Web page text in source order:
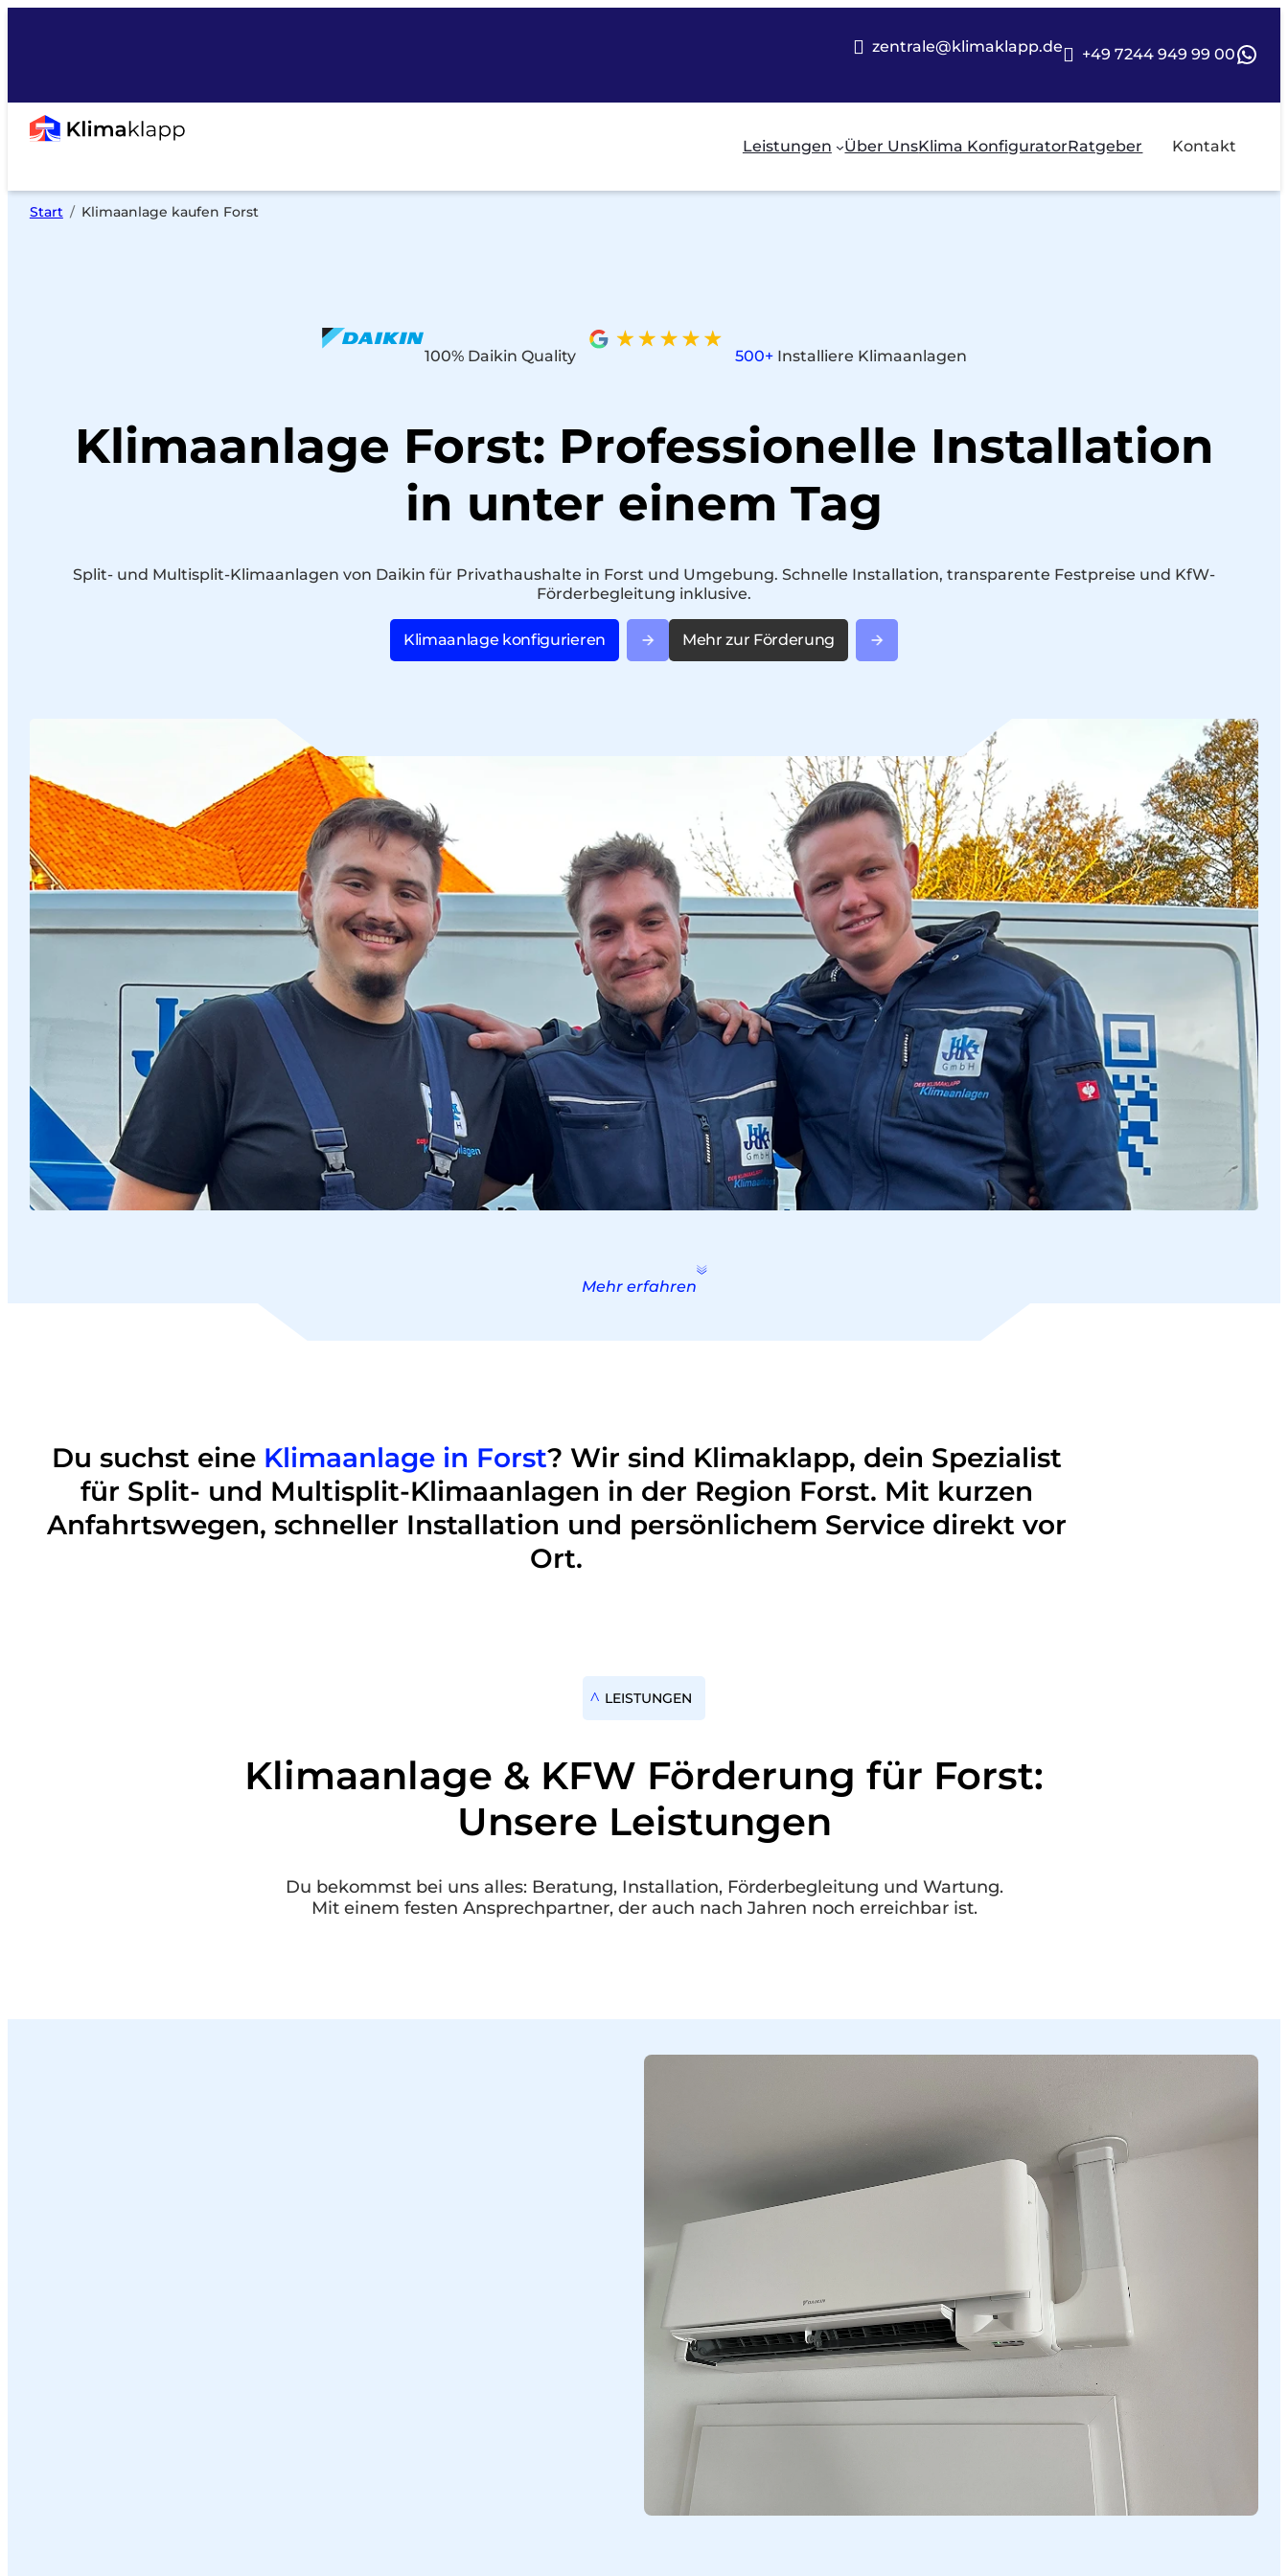
zentrale@klimaklapp.de +49 7244 949 99 00
Leistungen Über UnsKlima KonfiguratorRatgeber Kontakt
Start Klimaanlage kaufen Forst
100% Daikin Quality 500+ Installiere Klimaanlagen
Klimaanlage Forst: Professionelle Installation
in unter einem Tag
Split- und Multisplit-Klimaanlagen von Daikin für Privathaushalte in Forst und Umgebung. Schnelle Installation, transparente Festpreise und KfW-
Förderbegleitung inklusive.
Klimaanlage konfigurieren Mehr zur Förderung
Mehr erfahren
Du suchst eine Klimaanlage in Forst? Wir sind Klimaklapp, dein Spezialist
für Split- und Multisplit-Klimaanlagen in der Region Forst. Mit kurzen
Anfahrtswegen, schneller Installation und persönlichem Service direkt vor
Ort.
LEISTUNGEN
Klimaanlage & KFW Förderung für Forst:
Unsere Leistungen
Du bekommst bei uns alles: Beratung, Installation, Förderbegleitung und Wartung.
Mit einem festen Ansprechpartner, der auch nach Jahren noch erreichbar ist.